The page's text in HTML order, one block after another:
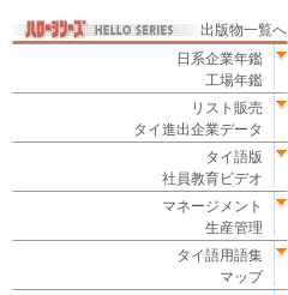
出版物一覧へ
日系企業年鑑
工場年鑑
リスト販売
タイ進出企業データ
タイ語版
社員教育ビデオ
マネージメント
生産管理
タイ語用語集
マップ